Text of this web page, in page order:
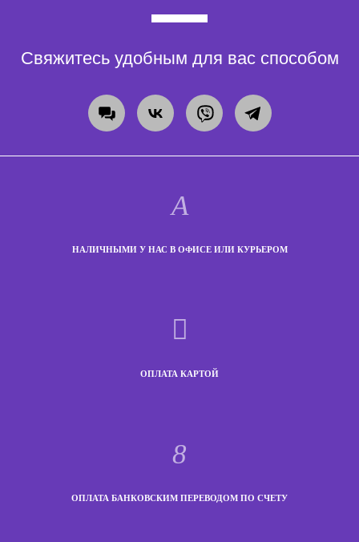
Свяжитесь удобным для вас способом
НАЛИЧНЫМИ У НАС В ОФИСЕ ИЛИ КУРЬЕРОМ
ОПЛАТА КАРТОЙ
ОПЛАТА БАНКОВСКИМ ПЕРЕВОДОМ ПО СЧЕТУ